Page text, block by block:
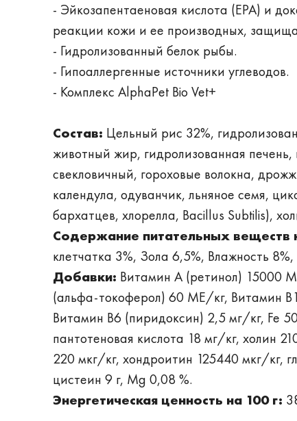
- Эйкозапентаеновая кислота (EPA) и
реакции кожи и ее производных,
- Гидролизованный белок рыбы.
- Гипоаллергенные источники углеводов.
- Комплекс AlphaPet Bio Vet+
Состав: Цельный рис 32%,
животный жир, гидролизованная
свекловичный, гороховые волокна,
календула, одуванчик, льняное семя,
бархатцев, хлорелла, Bacillus Subtilis),
Содержание питательных веществ
клетчатка 3%, Зола 6,5%, Влажность
Добавки: Витамин А (ретинол) 15000
(альфа-токоферол) 60 МЕ/кг, Витамин
Витамин В6 (пиридоксин) 2,5 мг/кг, Fe
пантотеновая кислота 18 мг/кг, холин
220 мкг/кг, хондроитин 125440 мкг/кг,
цистеин 9 г, Mg 0,08 %.
Энергетическая ценность на 100 г: